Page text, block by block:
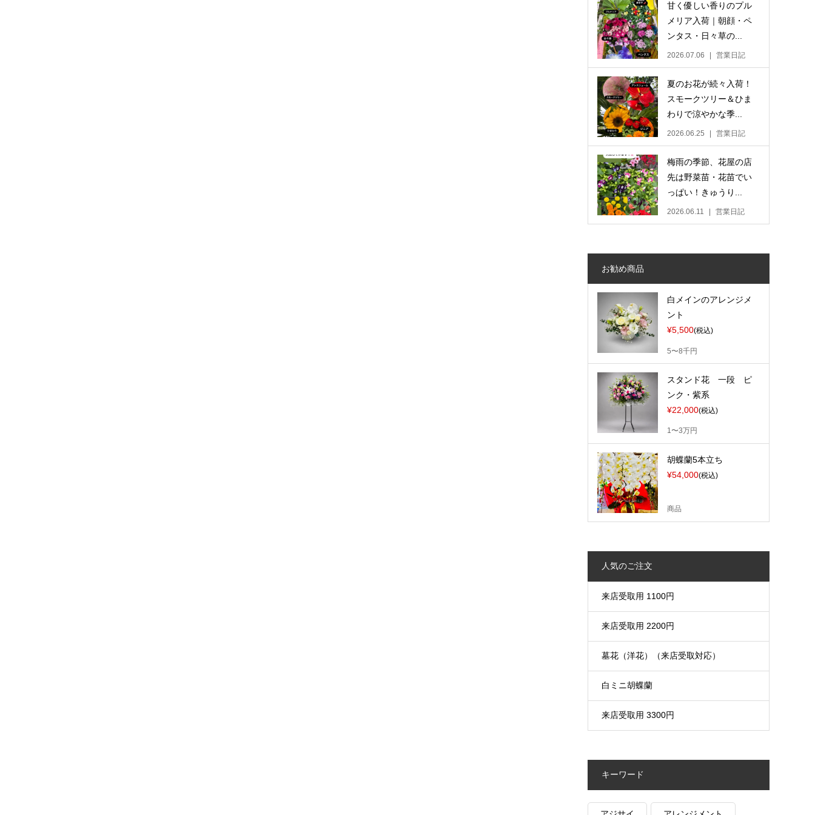
甘く優しい香りのプル
メリア入荷｜朝顔・ペ
ンタス・日々草の...
2026.07.06 営業日記
夏のお花が続々入荷！
スモークツリー＆ひま
わりで涼やかな季...
2026.06.25 営業日記
梅雨の季節、花屋の店
先は野菜苗・花苗でい
っぱい！きゅうり...
2026.06.11 営業日記
お勧め商品
白メインのアレンジメ
ント
¥5,500(税込)
5〜8千円
スタンド花 一段 ピ
ンク・紫系
¥22,000(税込)
1〜3万円
胡蝶蘭5本立ち
¥54,000(税込)
商品
人気のご注文
来店受取用 1100円
来店受取用 2200円
墓花（洋花）（来店受取対応）
白ミニ胡蝶蘭
来店受取用 3300円
キーワード